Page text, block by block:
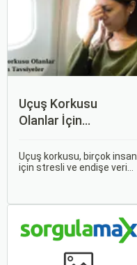
Uçuş Korkusu
Olanlar İçin
Uçuş korkusu, birçok insan
için stresli ve endişe verici
için büyük bir sorun teşkil
edebilir.